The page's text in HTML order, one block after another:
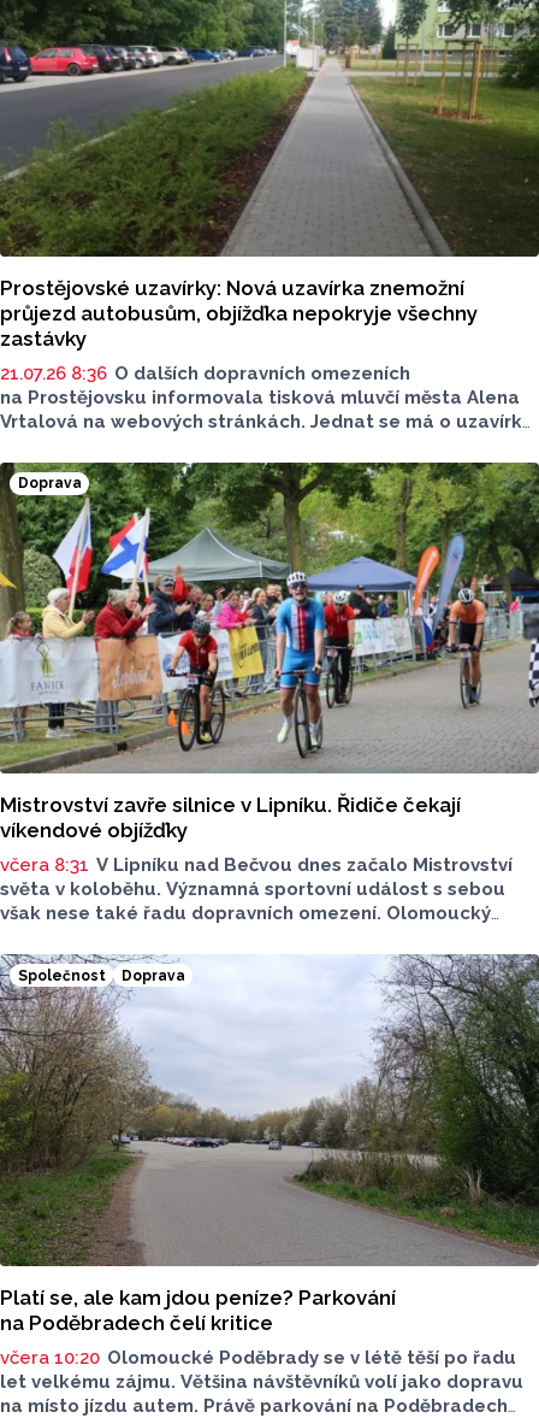
Prostějovské uzavírky: Nová uzavírka znemožní
průjezd autobusům, objížďka nepokryje všechny
zastávky
21.07.26 8:36 O dalších dopravních omezeních
na Prostějovsku informovala tisková mluvčí města Alena
Vrtalová na webových stránkách. Jednat se má o uzavírku
ve Služíně i ulice Krokova, Česká a Ruská. Nově začíná
také uzavírka silnice II/367. Máme pro vás přehled
dopravních informací.
Doprava
Mistrovství zavře silnice v Lipníku. Řidiče čekají
víkendové objížďky
včera 8:31 V Lipníku nad Bečvou dnes začalo Mistrovství
světa v koloběhu. Významná sportovní událost s sebou
však nese také řadu dopravních omezení. Olomoucký
si dát pozor?
Společnost Doprava
Platí se, ale kam jdou peníze? Parkování
na Poděbradech čelí kritice
včera 10:20 Olomoucké Poděbrady se v létě těší po řadu
let velkému zájmu. Většina návštěvníků volí jako dopravu
na místo jízdu autem. Právě parkování na Poděbradech